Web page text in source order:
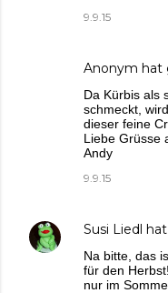
9.9.15
Anonym hat
Da Kürbis als
schmeckt,
dieser feine
Liebe Grüsse
Andy
9.9.15
Susi Liedl
Na bitte, das
für den
nur im